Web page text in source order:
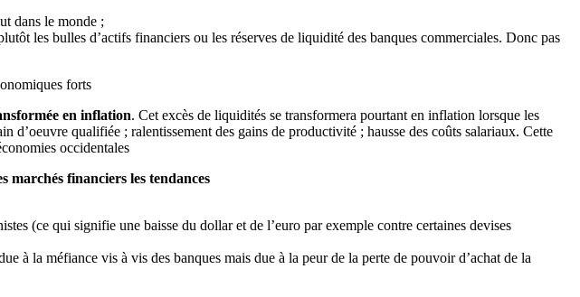
dans le monde ;
les bulles d’actifs financiers ou les réserves de liquidité des banques commerciales. Donc pas
forts
en inflation. Cet excès de liquidités se transformera pourtant en inflation lorsque les
d’oeuvre qualifiée ; ralentissement des gains de productivité ; hausse des coûts salariaux. Cette
occidentales
marchés financiers les tendances
(ce qui signifie une baisse du dollar et de l’euro par exemple contre certaines devises
à la méfiance vis à vis des banques mais due à la peur de la perte de pouvoir d’achat de la